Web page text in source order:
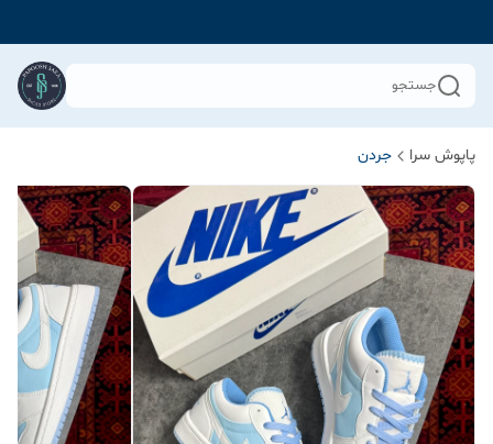
جستجو
پاپوش سرا جردن